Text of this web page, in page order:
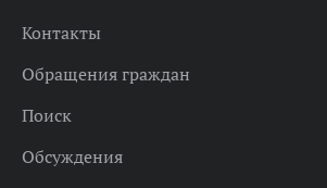
Контакты
Обращения граждан
Поиск
Обсуждения